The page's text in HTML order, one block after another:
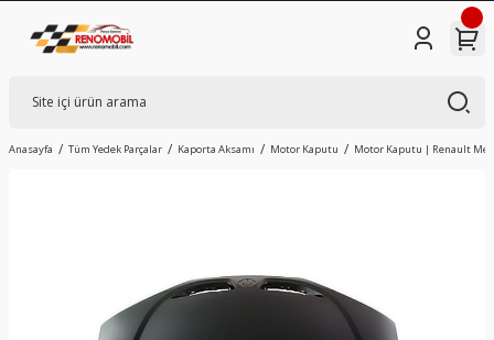
Anasayfa Tüm Yedek Parçalar Kaporta Aksamı Motor Kaputu Motor Kaputu | Renault